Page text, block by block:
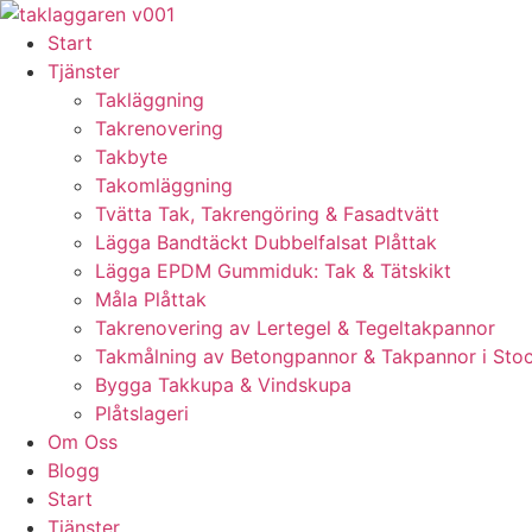
Skip
content
Start
Tjänster
Takläggning
Takrenovering
Takbyte
Takomläggning
Tvätta Tak, Takrengöring & Fasadtvätt
Lägga Bandtäckt Dubbelfalsat Plåttak
Lägga EPDM Gummiduk: Tak & Tätskikt
Måla Plåttak
Takrenovering av Lertegel & Tegeltakpannor
Takmålning av Betongpannor & Takpannor i
Bygga Takkupa & Vindskupa
Plåtslageri
Om Oss
Blogg
Start
Tjänster